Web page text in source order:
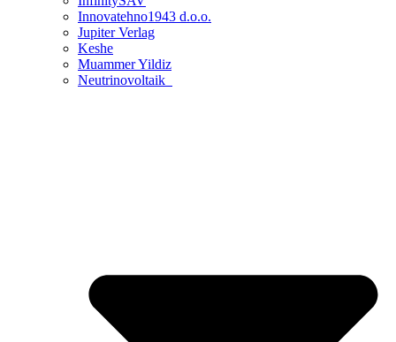
Innovatehno1943 d.o.o.
Jupiter Verlag
Keshe
Muammer Yildiz
Neutrinovoltaik